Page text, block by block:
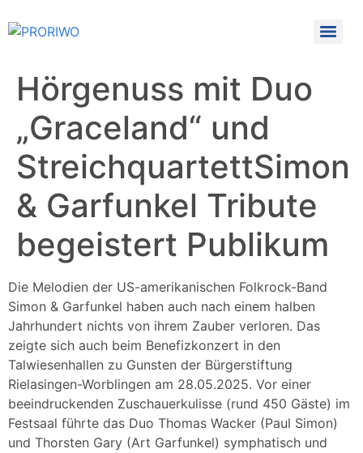
Hörgenuss mit Duo
„Graceland“ und
StreichquartettSimon
& Garfunkel Tribute
begeistert Publikum
Die Melodien der US-amerikanischen Folkrock-Band
Simon & Garfunkel haben auch nach einem halben
Jahrhundert nichts von ihrem Zauber verloren. Das
zeigte sich auch beim Benefizkonzert in den
Talwiesenhallen zu Gunsten der Bürgerstiftung
Rielasingen-Worblingen am 28.05.2025. Vor einer
beeindruckenden Zuschauerkulisse (rund 450 Gäste) im
Festsaal führte das Duo Thomas Wacker (Paul Simon)
und Thorsten Gary (Art Garfunkel) symphatisch und